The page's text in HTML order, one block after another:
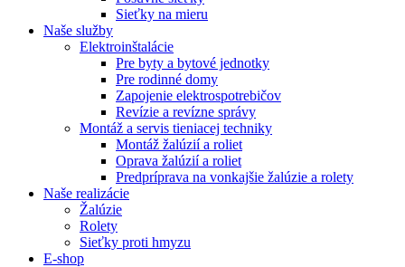
Sieťky na mieru
Naše služby
Elektroinštalácie
Pre byty a bytové jednotky
Pre rodinné domy
Zapojenie elektrospotrebičov
Revízie a revízne správy
Montáž a servis tieniacej techniky
Montáž žalúzií a roliet
Oprava žalúzií a roliet
Predpríprava na vonkajšie žalúzie a rolety
Naše realizácie
Žalúzie
Rolety
Sieťky proti hmyzu
E-shop